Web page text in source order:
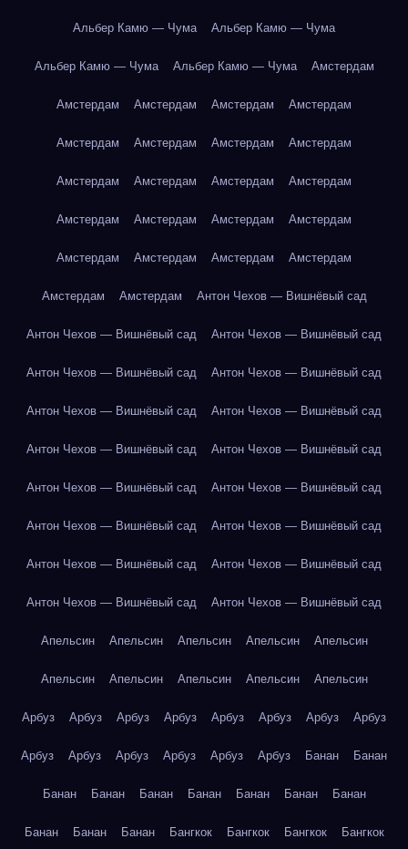
Альбер Камю — Чума Альбер Камю — Чума
Альбер Камю — Чума Альбер Камю — Чума Амстердам
Амстердам Амстердам Амстердам Амстердам
Амстердам Амстердам Амстердам Амстердам
Амстердам Амстердам Амстердам Амстердам
Амстердам Амстердам Амстердам Амстердам
Амстердам Амстердам Амстердам Амстердам
Амстердам Амстердам Антон Чехов — Вишнёвый сад
Антон Чехов — Вишнёвый сад Антон Чехов — Вишнёвый сад
Антон Чехов — Вишнёвый сад Антон Чехов — Вишнёвый сад
Антон Чехов — Вишнёвый сад Антон Чехов — Вишнёвый сад
Антон Чехов — Вишнёвый сад Антон Чехов — Вишнёвый сад
Антон Чехов — Вишнёвый сад Антон Чехов — Вишнёвый сад
Антон Чехов — Вишнёвый сад Антон Чехов — Вишнёвый сад
Антон Чехов — Вишнёвый сад Антон Чехов — Вишнёвый сад
Антон Чехов — Вишнёвый сад Антон Чехов — Вишнёвый сад
Апельсин Апельсин Апельсин Апельсин Апельсин
Апельсин Апельсин Апельсин Апельсин Апельсин
Арбуз Арбуз Арбуз Арбуз Арбуз Арбуз Арбуз Арбуз
Арбуз Арбуз Арбуз Арбуз Арбуз Арбуз Банан Банан
Банан Банан Банан Банан Банан Банан Банан
Банан Банан Банан Бангкок Бангкок Бангкок Бангкок